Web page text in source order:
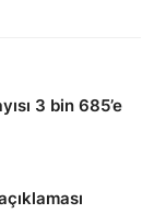
3 bin 685’e